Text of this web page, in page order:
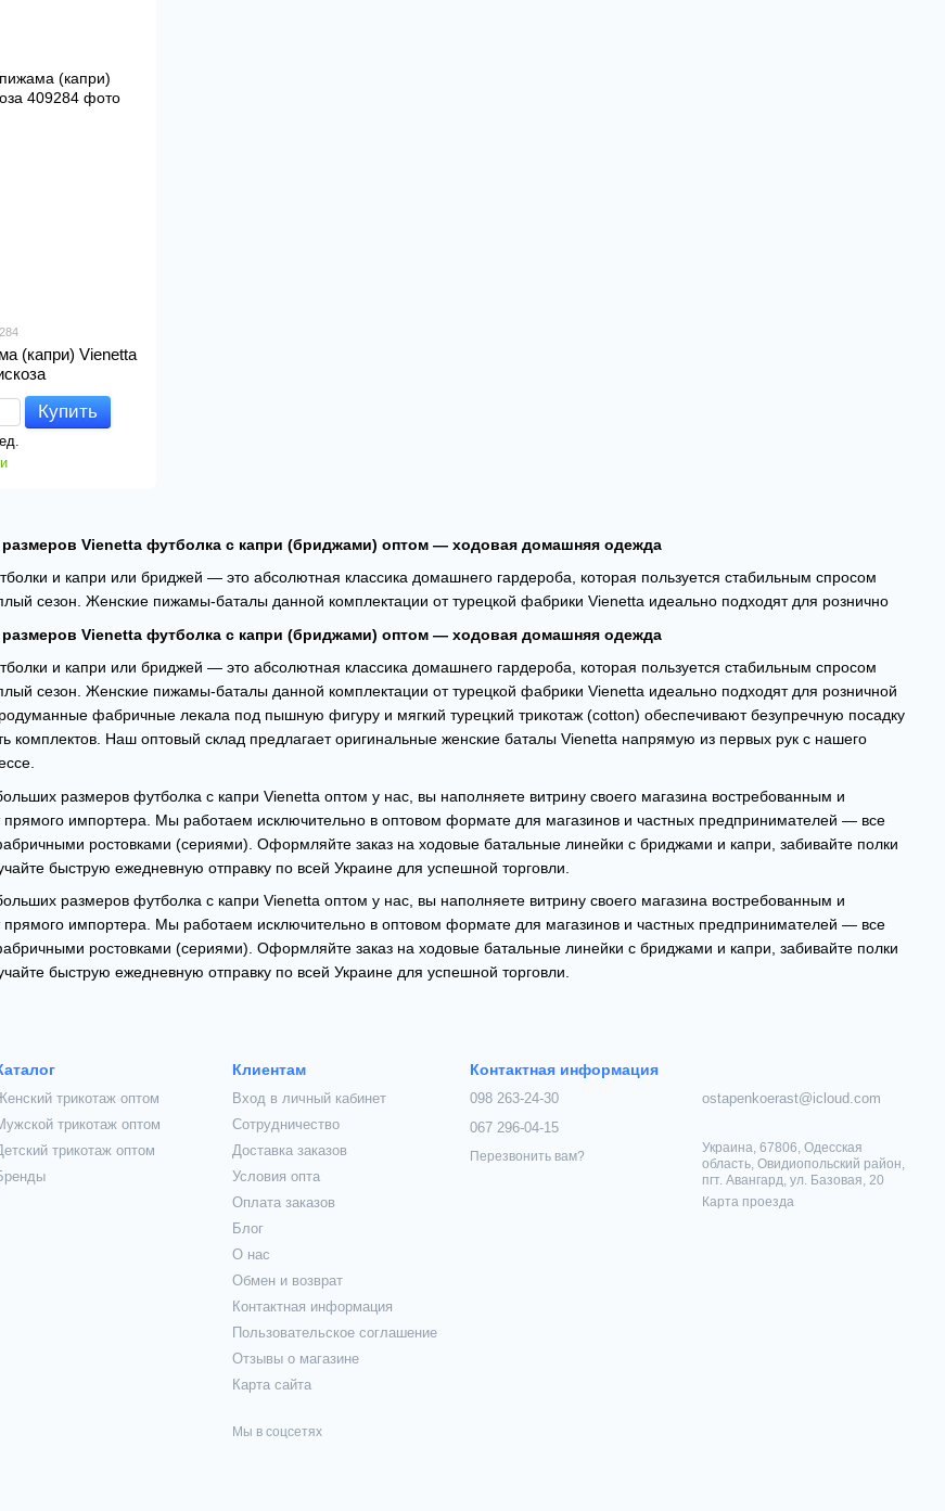
Vienetta футболка с капри (бриджами) оптом — ходовая домашняя одежда
и капри или бриджей — это абсолютная классика домашнего гардероба, которая пользуется стабильным спросом
сезон. Женские пижамы-баталы данной комплектации от турецкой фабрики Vienetta идеально подходят для рознично
Vienetta футболка с капри (бриджами) оптом — ходовая домашняя одежда
и капри или бриджей — это абсолютная классика домашнего гардероба, которая пользуется стабильным спросом
сезон. Женские пижамы-баталы данной комплектации от турецкой фабрики Vienetta идеально подходят для розничной
фабричные лекала под пышную фигуру и мягкий турецкий трикотаж (cotton) обеспечивают безупречную посадку
комплектов. Наш оптовый склад предлагает оригинальные женские баталы Vienetta напрямую из первых рук с нашего
размеров футболка с капри Vienetta оптом у нас, вы наполняете витрину своего магазина востребованным и
импортера. Мы работаем исключительно в оптовом формате для магазинов и частных предпринимателей — все
ростовками (сериями). Оформляйте заказ на ходовые батальные линейки с бриджами и капри, забивайте полки
быструю ежедневную отправку по всей Украине для успешной торговли.
размеров футболка с капри Vienetta оптом у нас, вы наполняете витрину своего магазина востребованным и
импортера. Мы работаем исключительно в оптовом формате для магазинов и частных предпринимателей — все
ростовками (сериями). Оформляйте заказ на ходовые батальные линейки с бриджами и капри, забивайте полки
быструю ежедневную отправку по всей Украине для успешной торговли.
(капри) Vienetta
Купить
трикотаж оптом
трикотаж оптом
трикотаж оптом
Клиентам
Вход в личный кабинет
Сотрудничество
Доставка заказов
Условия опта
Оплата заказов
Блог
О нас
Обмен и возврат
Контактная информация
Пользовательское соглашение
Отзывы о магазине
Карта сайта
Мы в соцсетях
Контактная информация
098 263-24-30
067 296-04-15
Перезвонить вам?
ostapenkoerast@icloud.com
Украина, 67806, Одесская
область, Овидиопольский район,
пгт. Авангард, ул. Базовая, 20
Карта проезда